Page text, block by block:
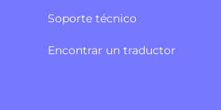
Soporte técnico
Encontrar un traductor